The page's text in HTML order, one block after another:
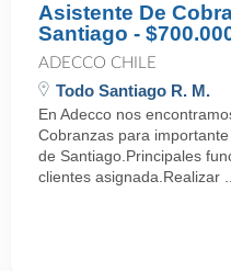
Asistente De
Santiago -
ADECCO CHILE
Todo Santiago R. M.
En Adecco nos
Cobranzas para
de Santiago.Principales
clientes asignada.Realizar ...